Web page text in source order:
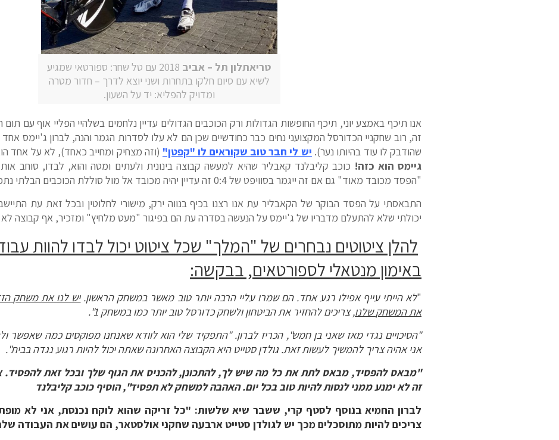
טריאתלון תל – אביב
2018 עם טל שחר: ספורטאי שמגיע
לשיא עם סיום חלקו בתחרות ושני יוצא לדרך – חדור מטרה
ומדויק להפליא: יד על השעון.
אנו תיכף באמצע יוני, תיכף החופשות הגדולות ורק הכוכבים הגדולים עדיין נלחמים בשלהיי הפליי אוף עם
זה, רוב שחקניי הכדורסל המקצועני נחים כבר כחודשיים שכן הם לא עלו לסדרות הגמר והנה, לברון ג'יימס אחד
שהודבק לו עוד בהיותו נער). יש לי חבר טוב שקוראים לו "קפטן" (וזה מצחיק ומחייב כאחד), לא על אחד
גיימס הוא כזה! כוכב קליבלנד קאבליר שהיא למעשה קבוצה בינונית ולעתים ומטה והוא, לבדו, סוחב
"הפסד מכובד מאוד" גם אם זה ייגמר בסוויפט של 0:4 זה עדיין יהיה מכובד אל מול סוללת הכוכבים הבלתי נתפסת של גולדן סטייט.
התבאסתי על הפסד הבוקר של הקאבליר עת אנו רצנו בכיף בנווה ירק, מישורי לחלוטין ובכל זאת עת
יכולתי שלא להתעלם מדבריו של ג'יימס על הנעשה בסדרה עת הם בפיגור "מעט מלחיץ" ומזכיר, אף קבוצה לא חזרה מ 0:3
להלן ציטוטים נבחרים של "המלך" שכל ציטוט יכול לבדו להוות
באימון מנטאלי לספורטאים, בבקשה:
"לא הייתי עייף אפילו רגע אחד.הם שמרו עליי הרבה יותר טוב מאשר במשחק הראשון.יש לנו את משחק
אתהמשחק שלנו,צריכים להחזיר אתהביטחון ולשחק כדורסל טוב יותר כמו במשחק ".
"הסיכויים נגדי מאז שאני בן חמש",הכריז לברון. "התפקיד שלי הוא לוודא שאנחנו מפוקסים כמה שאפשר
אני אהיה צריך להמשיך לעשותזאת.גולדן סטייט היאהקבוצה האחרונה שאתה יכול להיותרגוענגדה בבית".
"מבאס להפסיד,מבאס לתת את כל מה שיש לך,להתכונן,להכניס את הגוף שלך ובכל זאת להפסיד.
זה לאימנעממני לנסותלהיותטובבכל יום.האהבה למשחק לאתפסיד",הוסיף כוכבקליבלנד
לברון החמיא בנוסף לסטף קרי, ששבר שיא שלשות: "כל זריקה שהוא לוקח נכנסת,אני לא
צריכים להיותמתוסכליםמכך יש לגולדן סטייט ארבעה שחקניאולסטאר, הם עושיםאת העבודה